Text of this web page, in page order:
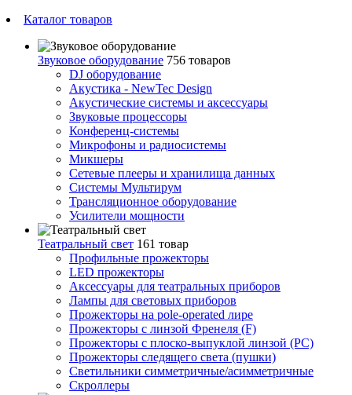
Каталог товаров
Звуковое оборудование 756 товаров
DJ оборудование
Акустика - NewTec Design
Акустические системы и аксессуары
Звуковые процессоры
Конференц-системы
Микрофоны и радиосистемы
Микшеры
Сетевые плееры и хранилища данных
Системы Мультирум
Трансляционное оборудование
Усилители мощности
Театральный свет 161 товар
Профильные прожекторы
LED прожекторы
Аксессуары для театральных приборов
Лампы для световых приборов
Прожекторы на pole-operated лире
Прожекторы с линзой Френеля (F)
Прожекторы с плоско-выпуклой линзой (PC)
Прожекторы следящего света (пушки)
Светильники симметричные/асимметричные
Скроллеры